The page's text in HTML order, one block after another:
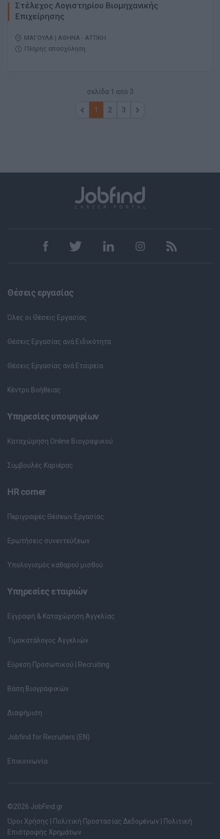
Στέλεχος Λογιστηρίου Βιομηχανικής
Επιχείρησης
ΜΑΓΟΥΛΑ | ΑΘΗΝΑ - ΑΤΤΙΚΗ
Πλήρης απασχόληση
σελίδα 1 από 3
1 2 3
Θέσεις εργασίας
Όλες οι Θέσεις Εργασίας
Θέσεις Εργασίας ανά Ειδικότητα
Θέσεις Εργασίας ανά Εταιρεία
Κέντρο Βοήθειας
Υπηρεσίες υποψηφίων
Καταχώρηση Online Βιογραφικού
Συμβουλές Καριέρας
HR corner
Περιγραφές Θέσεων Εργασίας
Ερωτήσεις συνεντεύξεων
Υπολογισμός καθαρού μισθού
Υπηρεσίες εταιριών
Εγγραφή & Καταχώρηση Αγγελίας
Τιμοκατάλογος Αγγελιών
Εύρεση Προσωπικού | Recruiting
Βάση Βιογραφικών
Διαφήμιση
Jobfind for Recruiters (EN)
Επικοινωνία
©2026 JobFind.gr
Όροι Χρήσης
Πολιτική Προστασίας Δεδομένων
Πολιτική
Επιστροφής Χρημάτων